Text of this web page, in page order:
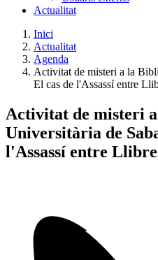
Actualitat
Inici
Actualitat
Agenda
Activitat de misteri a la
El cas de l'Assassí entre
Activitat de misteri
Universitària de
l'Assassí entre